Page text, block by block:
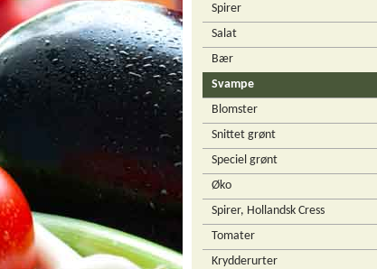
Spirer
Salat
Bær
Svampe
Blomster
Snittet grønt
Speciel grønt
Øko
Spirer, Hollandsk Cress
Tomater
Krydderurter